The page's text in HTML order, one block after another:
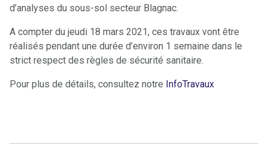
d’analyses du sous-sol secteur Blagnac.
A compter du jeudi 18 mars 2021, ces travaux vont être
réalisés pendant une durée d’environ 1 semaine dans le
strict respect des règles de sécurité sanitaire.
Pour plus de détails, consultez notre InfoTravaux